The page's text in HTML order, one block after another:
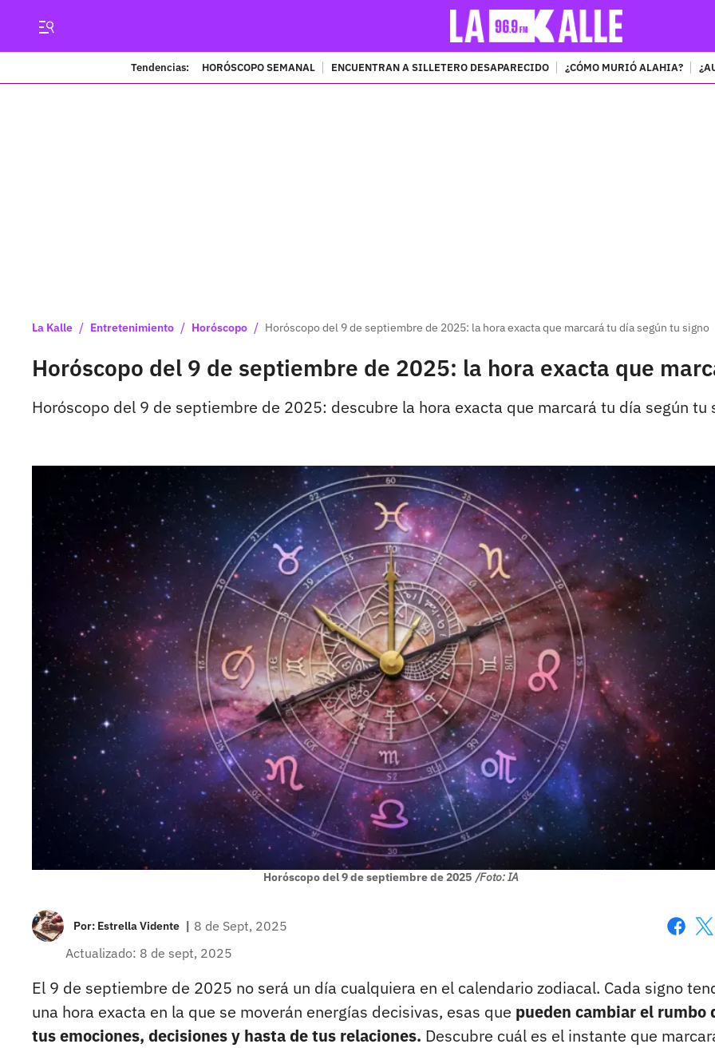
Tendencias: HORÓSCOPO SEMANAL ENCUENTRAN A SILLETERO DESAPARECIDO ¿CÓMO MURIÓ ALAHIA?
La Kalle / Entretenimiento / Horóscopo / Horóscopo del 9 de septiembre de 2025: la hora exacta que marcará tu día según tu signo
Horóscopo del 9 de septiembre de 2025: la hora exacta que
Horóscopo del 9 de septiembre de 2025: descubre la hora exacta que marcará tu día según tu
Horóscopo del 9 de septiembre de 2025 /Foto: IA
Por: Estrella Vidente | 8 de Sept, 2025
Actualizado: 8 de sept, 2025
El 9 de septiembre de 2025 no será un día cualquiera en el calendario zodiacal. Cada signo
una hora exacta en la que se moverán energías decisivas, esas que pueden cambiar el rumbo
tus emociones, decisiones y hasta de tus relaciones. Descubre cuál es el instante que